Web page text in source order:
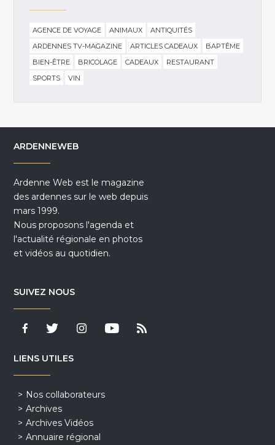
AGENCE DE VOYAGE ANIMAUX
ANTIQUITÉS
ARDENNES TV-MAGAZINE
ARTICLES CADEAUX
BAPTÊME
BIEN-ÊTRE
BRICOLAGE CADEAUX
RESTAURANT
SPORTS
VIN
ARDENNEWEB
Ardenne Web est le magazine
des ardennes sur le web depuis
mars 1999.
Nous proposons l'agenda et
l'actualité régionale en photos
et vidéos au quotidien.
SUIVEZ NOUS
LIENS UTILES
Nos collaborateurs
Archives
Archives Vidéos
Annuaire régional